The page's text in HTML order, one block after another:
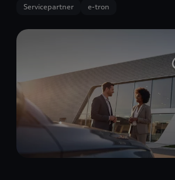
Servicepartner e-tron